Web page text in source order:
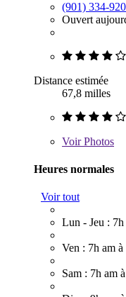
(901) 334-
Ouvert
Distance estimée
67,8 milles
VoirPhotos
Heures normales
Voir tout
Lun - Jeu :
Ven : 7h am
Sam : 7h am